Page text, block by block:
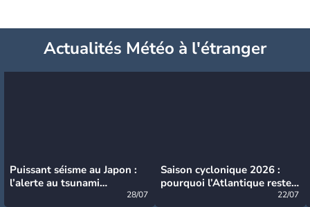
Actualités Météo à l'étranger
Puissant séisme au Japon :
l’alerte au tsunami
28/07
Saison cyclonique 2026 :
pourquoi l’Atlantique reste
22/07